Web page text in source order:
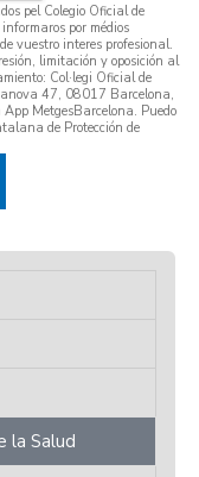
pel Colegio Oficial de
por médios
vuestro interes profesional.
limitación y oposición al
Col·legi Oficial de
47, 08017 Barcelona,
MetgesBarcelona. Puedo
de Protección de
la Salud